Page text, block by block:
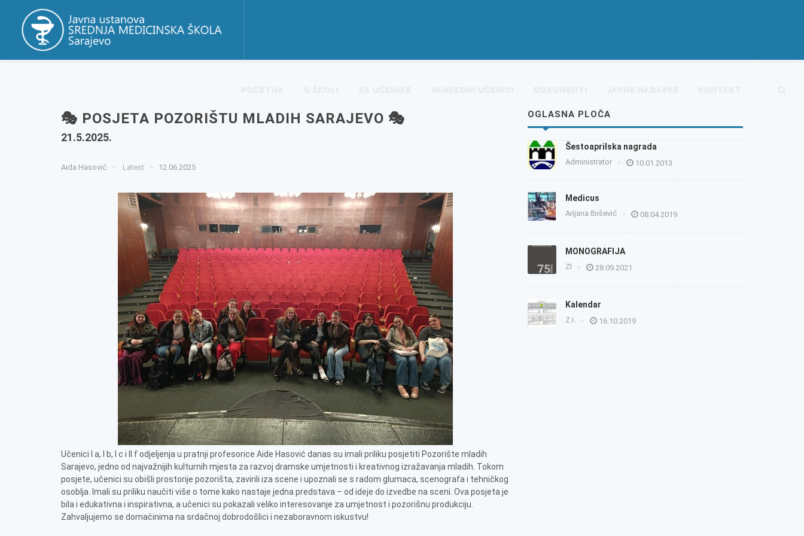
POČETNA O ŠKOLI ZA UČENIKE VANREDNI UČENICI DOKUMENTI JAVNE NABAVKE KONTAKT
🎭 POSJETA POZORIŠTU MLADIH SARAJEVO 🎭
21.5.2025.
Aida Hasović Latest 12.06.2025
Učenici I a, I b, I c i II f odjeljenja u pratnji profesorice Aide Hasović danas su imali priliku posjetiti Pozorište mladih
Sarajevo, jedno od najvažnijih kulturnih mjesta za razvoj dramske umjetnosti i kreativnog izražavanja mladih. Tokom
posjete, učenici su obišli prostorije pozorišta, zavirili iza scene i upoznali se s radom glumaca, scenografa i tehničkog
osoblja. Imali su priliku naučiti više o tome kako nastaje jedna predstava – od ideje do izvedbe na sceni. Ova posjeta je
bila i edukativna i inspirativna, a učenici su pokazali veliko interesovanje za umjetnost i pozorišnu produkciju.
Zahvaljujemo se domaćinima na srdačnoj dobrodošlici i nezaboravnom iskustvu!
OGLASNA PLOČA
Šestoaprilska nagrada
Administrator 10.01.2013
Medicus
Arijana Ibišević 08.04.2019
MONOGRAFIJA
ZI 28.09.2021
Kalendar
Z.I. 16.10.2019